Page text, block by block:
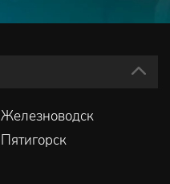
Железноводск
Пятигорск